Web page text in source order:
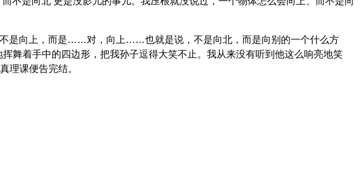
不是向上，而是……对，向上……也就是说，不是向北，而是向别的一个什么方
着手中的四边形，把我孙子逗得大笑不止。我从来没有听到他这么响亮地笑
理课便告完结。